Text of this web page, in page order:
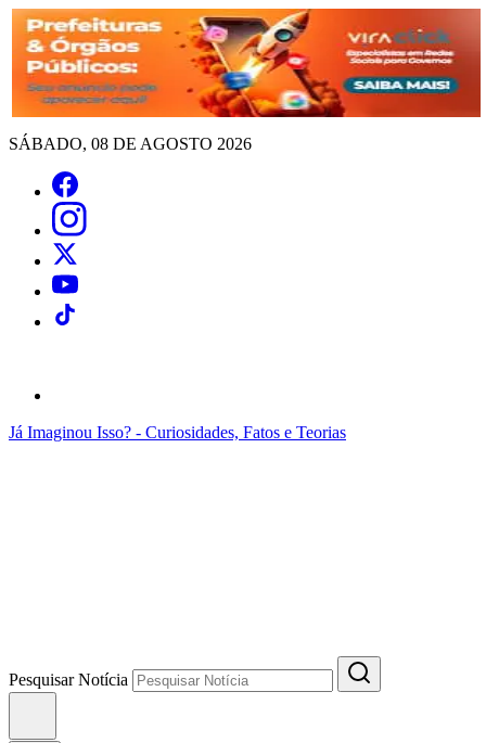
SÁBADO, 08 DE AGOSTO 2026
Já Imaginou Isso? - Curiosidades, Fatos e Teorias
Pesquisar Notícia